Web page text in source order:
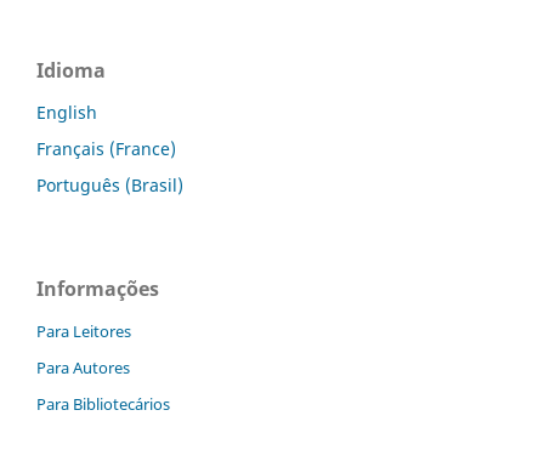
Idioma
English
Français (France)
Português (Brasil)
Informações
Para Leitores
Para Autores
Para Bibliotecários